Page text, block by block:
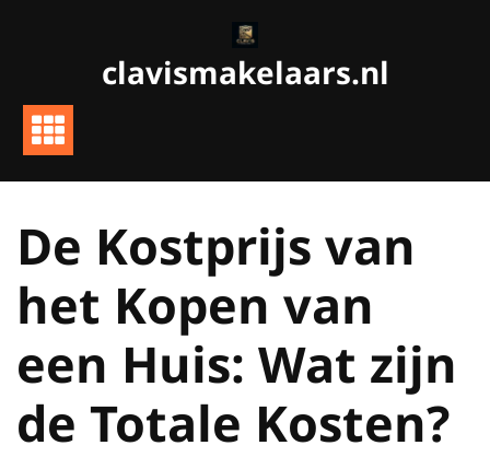
clavismakelaars.nl
De Kostprijs van
het Kopen van
een Huis: Wat zijn
de Totale Kosten?